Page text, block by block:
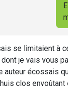
se limitaient à
je vais vous
auteur écossais
clos